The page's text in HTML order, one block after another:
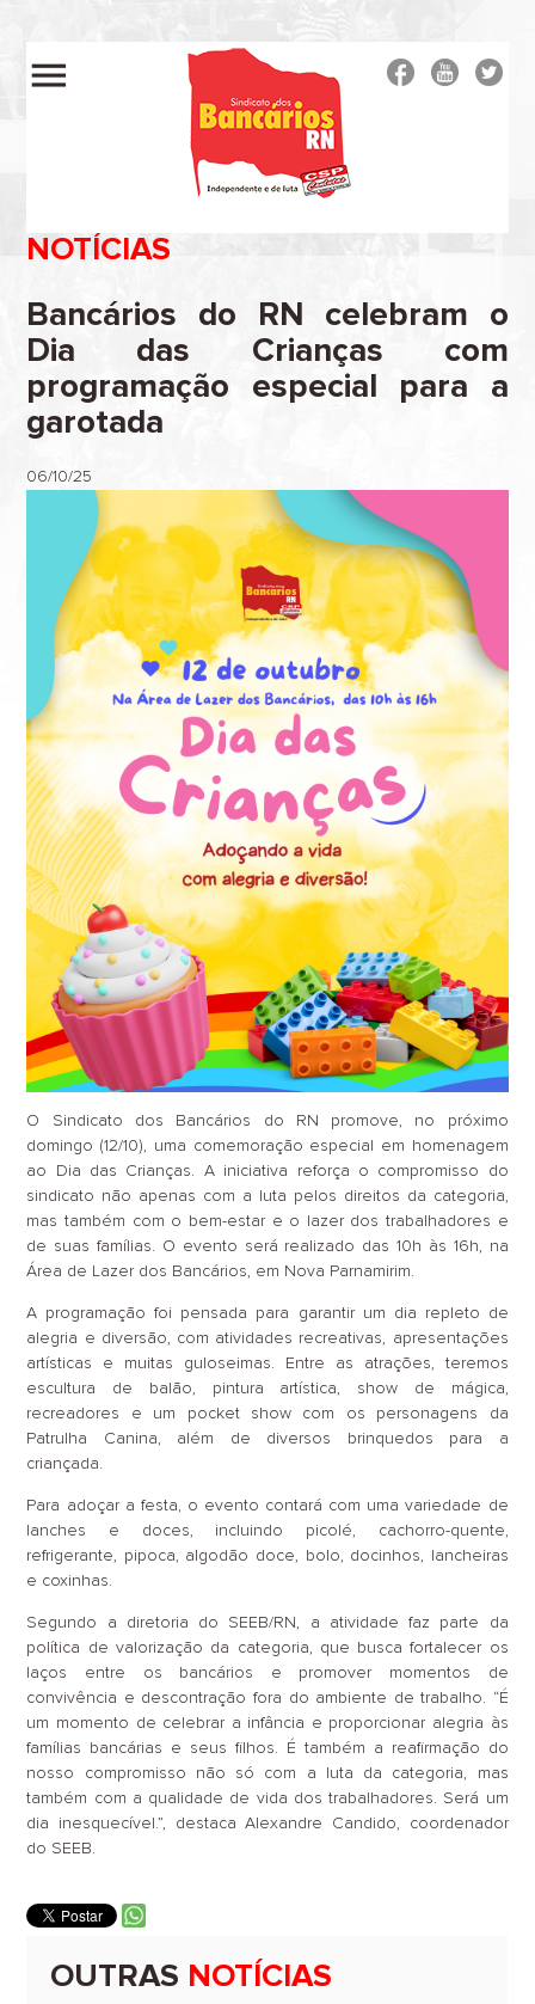
menu
NOTÍCIAS
Bancários do RN celebram o
Dia das Crianças com
programação especial para a
garotada
06/10/25
O Sindicato dos Bancários do RN promove, no próximo
domingo (12/10), uma comemoração especial em homenagem
ao Dia das Crianças. A iniciativa reforça o compromisso do
sindicato não apenas com a luta pelos direitos da categoria,
mas também com o bem-estar e o lazer dos trabalhadores e
de suas famílias. O evento será realizado das 10h às 16h, na
Área de Lazer dos Bancários, em Nova Parnamirim.
A programação foi pensada para garantir um dia repleto de
alegria e diversão, com atividades recreativas, apresentações
artísticas e muitas guloseimas. Entre as atrações, teremos
escultura de balão, pintura artística, show de mágica,
recreadores e um pocket show com os personagens da
Patrulha Canina, além de diversos brinquedos para a
criançada.
Para adoçar a festa, o evento contará com uma variedade de
lanches e doces, incluindo picolé, cachorro-quente,
refrigerante, pipoca, algodão doce, bolo, docinhos, lancheiras
e coxinhas.
Segundo a diretoria do SEEB/RN, a atividade faz parte da
política de valorização da categoria, que busca fortalecer os
laços entre os bancários e promover momentos de
convivência e descontração fora do ambiente de trabalho. “É
um momento de celebrar a infância e proporcionar alegria às
famílias bancárias e seus filhos. É também a reafirmação do
nosso compromisso não só com a luta da categoria, mas
também com a qualidade de vida dos trabalhadores. Será um
dia inesquecível.”, destaca Alexandre Candido, coordenador
do SEEB.
OUTRAS NOTÍCIAS